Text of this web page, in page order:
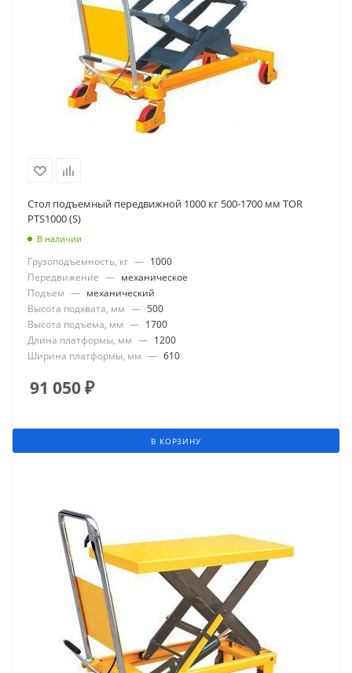
Стол подъемный передвижной 1000 кг 500-1700 мм TOR
PTS1000 (S)
В наличии
Грузоподъемность, кг — 1000
Передвижение — механическое
Подъем — механический
Высота подхвата, мм — 500
Высота подъема, мм — 1700
Длина платформы, мм — 1200
Ширина платформы, мм — 610
91 050₽
В КОРЗИНУ